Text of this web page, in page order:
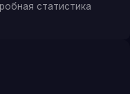
статистика